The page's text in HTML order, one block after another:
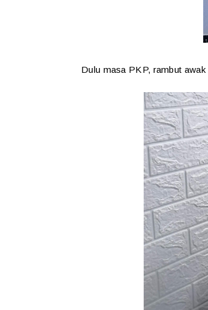
Dulu masa PKP, rambut